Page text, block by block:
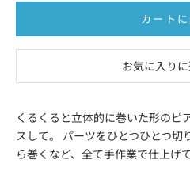
カート
お気に入り
くるくると立体的に巻いた形のピ
スして。 パーツをひとつひとつ
ら巻くなど、全て手作業で仕上げて